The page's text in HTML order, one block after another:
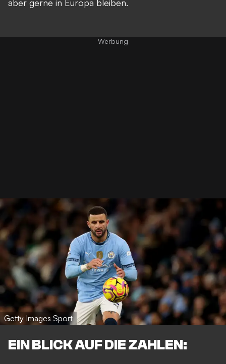
aber gerne in Europa bleiben.
Getty Images Sport
EIN BLICK AUF DIE ZAHLEN: